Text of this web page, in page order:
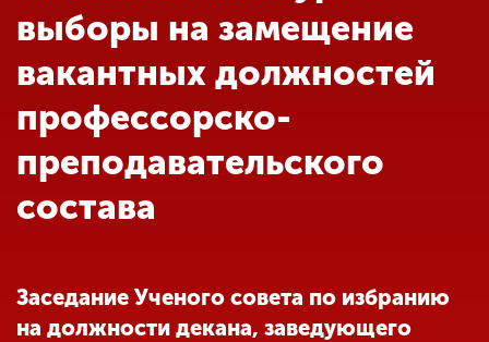
Обучение
Наука
Международная
деятельность
Другие виды
деятельности
выборы на замещение
вакантных должностей
профессорско-
преподавательского
состава
Заседание Ученого совета по избранию
на должности декана, заведующего